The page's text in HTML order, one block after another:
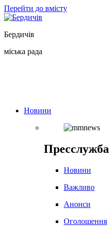
Перейти до вмісту
Бердичів
міська рада
Новини
Пресслужба
Новини
Важливо
Анонси
Оголошення